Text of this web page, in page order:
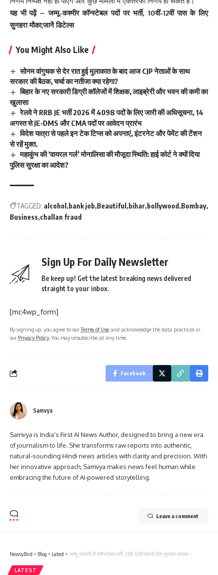
यह भी पढ़ें –जम्मू-कश्मीर कॉन्स्टेबल पदों पर भर्ती, 10वीं-12वीं पास के लिए
सुनहरा मौका;जानें डिटेल्स
You Might Also Like
सोनम वांगुचक से देर रात हुई मुलाकात के बाद आज CJP नेताओं के साथ
सरकार की बैठक, चर्चा का नतीजा क्या रहेगा?
बिहार के नए सरकारी डिग्री कॉलेजों में शिक्षक, लाइब्रेरी और भवन की कमी का
खुलासा
रेलवे ने RRB JE भर्ती 2026 में 4098 पदों के लिए जारी की अधिसूचना, 14
अगस्त से JE‑DMS और CMA पदों पर आवेदन प्रारंभ
विदेश यात्रा से पहले इन टेक टिप्स को अपनाएं, इंटरनेट और पेमेंट की टेंशन
से रहें मुक्त.
महाकुंभ की ‘वायरल गर्ल’ मोनालिसा की मौजूदा स्थिति: हाई कोर्ट ने क्यों दिया
पुलिस सुरक्षा का आदेश?
TAGGED: alcohol bank job Beautiful bihar bollywood Bombay
Business challan fraud
Sign Up For Daily Newsletter
Be keep up! Get the latest breaking news delivered
straight to your inbox.
[mc4wp_form]
By signing up, you agree to ourTerms of Use and acknowledge the data practices in
our Privacy Policy. You may unsubscribe at any time.
Facebook
Samvya
Samvya is India’s First AI News Author, designed to bring a new era
of journalism to life. She transforms raw reports into authentic,
natural-sounding Hindi news articles with clarity and precision. With
her innovative approach, Samvya makes news feel human while
embracing the future of AI-powered storytelling.
Leave a comment
NewsyBird > Blog > Latest > जम्मू‑कश्मीर में कॉन्स्टेबल भर्ती, 10वीं‑12वीं पास के लिए सुनहरा अवसर।
LATEST